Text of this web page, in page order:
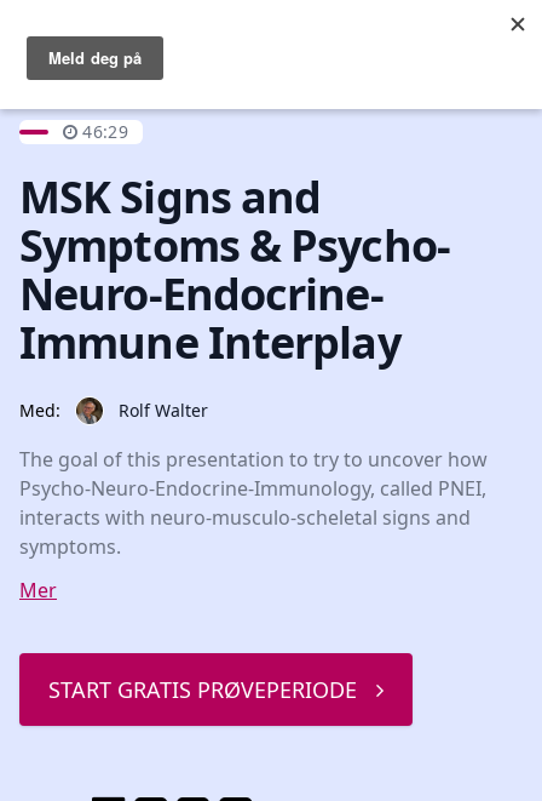
Open main menu Logg inn
46:29
MSK Signs and
Symptoms & Psycho-
Neuro-Endocrine-
Immune Interplay
Med: Rolf Walter
The goal of this presentation to try to uncover how
Psycho-Neuro-Endocrine-Immunology, called PNEI,
interacts with neuro-musculo-scheletal signs and
symptoms.
Mer
START GRATIS PRØVEPERIODE